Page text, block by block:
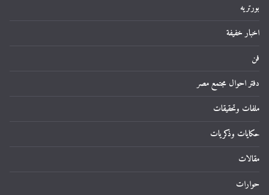
بورتريه
اخبار خفيفة
فن
دفتر احوال مجتمع مصر
ملفات وتحقيقات
حكايات وذكريات
مقالات
حوارات